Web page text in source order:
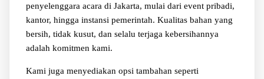
penyelenggara acara di Jakarta, mulai dari event pribadi,
kantor, hingga instansi pemerintah. Kualitas bahan yang
bersih, tidak kusut, dan selalu terjaga kebersihannya
adalah komitmen kami.
Kami juga menyediakan opsi tambahan seperti